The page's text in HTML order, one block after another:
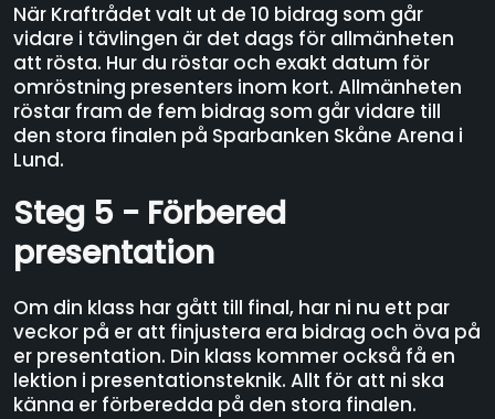
När Kraftrådet valt ut de 10 bidrag som går
vidare i tävlingen är det dags för allmänheten
att rösta. Hur du röstar och exakt datum för
omröstning presenters inom kort. Allmänheten
röstar fram de fem bidrag som går vidare till
den stora finalen på Sparbanken Skåne Arena i
Lund.
Steg 5 - Förbered
presentation
Om din klass har gått till final, har ni nu ett par
veckor på er att finjustera era bidrag och öva på
er presentation. Din klass kommer också få en
lektion i presentationsteknik. Allt för att ni ska
känna er förberedda på den stora finalen.